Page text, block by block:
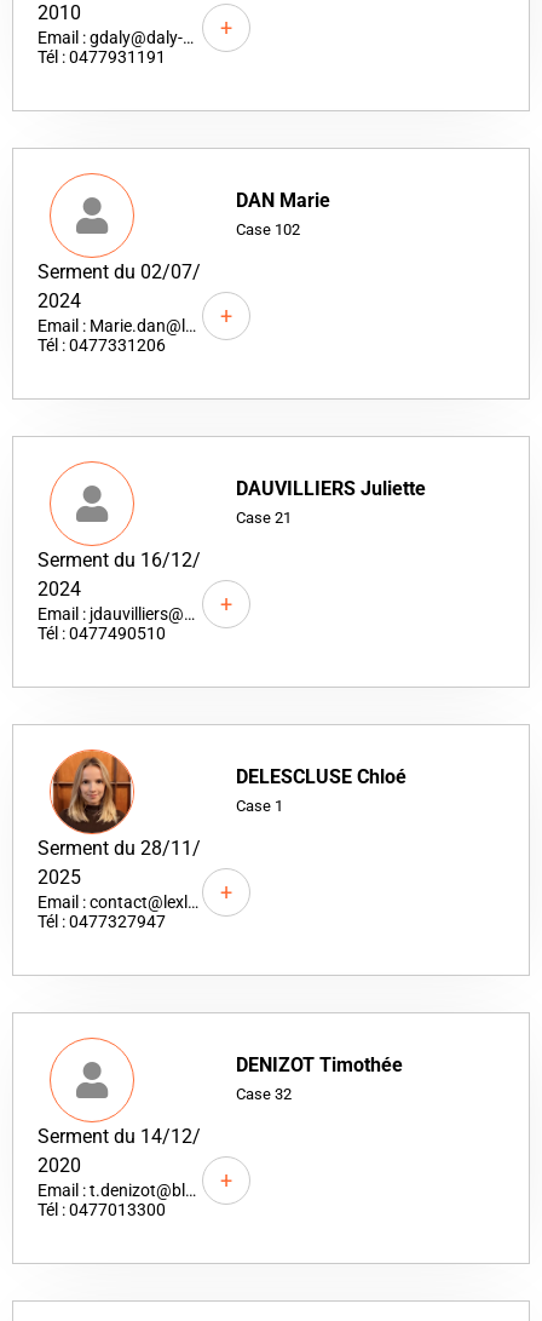
2010
Email : gdaly@daly-avocat.fr
Tél : 0477931191
+
DAN Marie
Case 102
Serment du 02/07/
2024
Email : Marie.dan@lex-part.fr
Tél : 0477331206
+
DAUVILLIERS Juliette
Case 21
Serment du 16/12/
2024
Email : jdauvilliers@paquetcauet-avocats.fr
Tél : 0477490510
+
DELESCLUSE Chloé
Case 1
Serment du 28/11/
2025
Email : contact@lexluxavocats.com
Tél : 0477327947
+
DENIZOT Timothée
Case 32
Serment du 14/12/
2020
Email : t.denizot@blt-droitpublic.com
Tél : 0477013300
+